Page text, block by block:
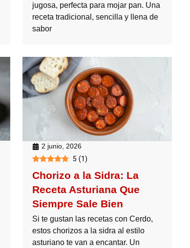
jugosa, perfecta para mojar pan. Una
receta tradicional, sencilla y llena de
sabor
2 junio, 2026
5 (1)
Chorizo a la Sidra: La
Receta Asturiana Que
Siempre Sale Bien
Si te gustan las recetas con Cerdo,
estos chorizos a la sidra al estilo
asturiano te van a encantar. Un